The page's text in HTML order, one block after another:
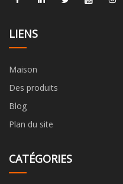
LIENS
Maison
Des produits
Blog
Plan du site
CATÉGORIES